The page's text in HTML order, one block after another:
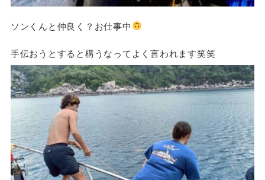
ソンくんと仲良く？お仕事中
手伝おうとすると構うなってよく言われます笑笑